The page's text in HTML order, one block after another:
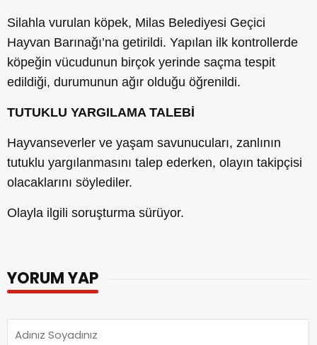
Silahla vurulan köpek, Milas Belediyesi Geçici
Hayvan Barınağı’na getirildi. Yapılan ilk kontrollerde
köpeğin vücudunun birçok yerinde saçma tespit
edildiği, durumunun ağır olduğu öğrenildi.
TUTUKLU YARGILAMA TALEBİ
Hayvanseverler ve yaşam savunucuları, zanlının
tutuklu yargılanmasını talep ederken, olayın takipçisi
olacaklarını söylediler.
Olayla ilgili soruşturma sürüyor.
YORUM YAP